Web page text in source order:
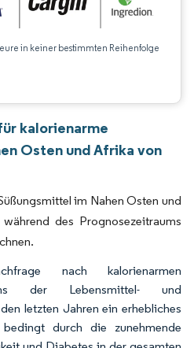
in keiner bestimmten Reihenfolge
kalorienarme
Osten und Afrika von
im Nahen Osten und
des Prognosezeitraums
nach kalorienarmen
der Lebensmittel- und
letzten Jahren ein erhebliches
durch die zunehmende